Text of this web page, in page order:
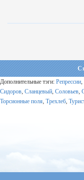
Дополнительные тэги: Репрессии
Сидоров Сланцевый Соловьев
Торсионные поля Трехлеб